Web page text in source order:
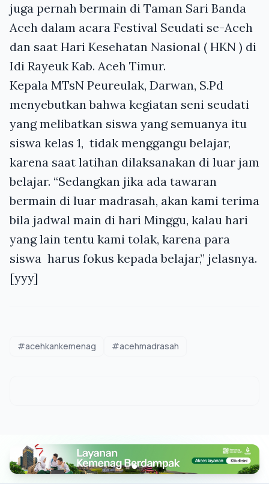
juga pernah bermain di Taman Sari Banda
Aceh dalam acara Festival Seudati se-Aceh
dan saat Hari Kesehatan Nasional ( HKN ) di
Idi Rayeuk Kab. Aceh Timur.
Kepala MTsN Peureulak, Darwan, S.Pd
menyebutkan bahwa kegiatan seni seudati
yang melibatkan siswa yang semuanya itu
siswa kelas 1, tidak menggangu belajar,
karena saat latihan dilaksanakan di luar jam
belajar. “Sedangkan jika ada tawaran
bermain di luar madrasah, akan kami terima
bila jadwal main di hari Minggu, kalau hari
yang lain tentu kami tolak, karena para
siswa harus fokus kepada belajar,” jelasnya.
[yyy]
#acehkankemenag #acehmadrasah